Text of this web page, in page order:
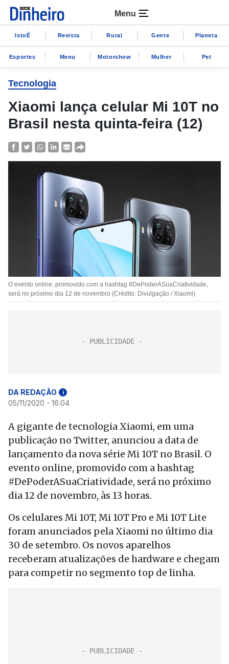
Menu
IstoÉ Revista Rural Gente Planeta
Esportes Menu Motorshow Mulher Pet
Tecnologia
Xiaomi lança celular Mi 10T no
Brasil nesta quinta-feira (12)
O evento online, promovido com a hashtag #DePoderASuaCriatividade,
será no próximo dia 12 de novembro (Crédito: Divulgação / Xiaomi)
DA REDAÇÃO i
05/11/2020 - 16:04
A gigante de tecnologia Xiaomi, em uma
publicação no Twitter, anunciou a data de
lançamento da nova série Mi 10T no Brasil. O
evento online, promovido com a hashtag
#DePoderASuaCriatividade, será no próximo
dia 12 de novembro, às 13 horas.
Os celulares Mi 10T, Mi 10T Pro e Mi 10T Lite
foram anunciados pela Xiaomi no último dia
30 de setembro. Os novos aparelhos
receberam atualizações de hardware e chegam
para competir no segmento top de linha.